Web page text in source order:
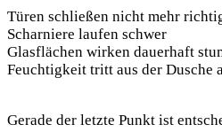
Türen schließen nicht mehr
Scharniere laufen schwer
Glasflächen wirken dauerhaft
Feuchtigkeit tritt aus der Dusche
Gerade der letzte Punkt ist